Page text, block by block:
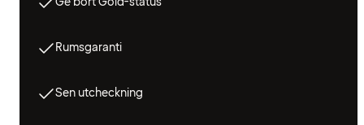
Rumsgaranti
Sen utcheckning